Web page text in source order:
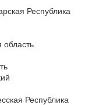
Республика
область
Республика